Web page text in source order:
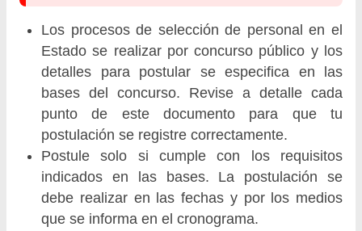
Los procesos de selección de personal en el
Estado se realizar por concurso público y los
detalles para postular se especifica en las
bases del concurso. Revise a detalle cada
punto de este documento para que tu
postulación se registre correctamente.
Postule solo si cumple con los requisitos
indicados en las bases. La postulación se
debe realizar en las fechas y por los medios
que se informa en el cronograma.